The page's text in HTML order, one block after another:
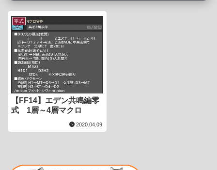
零式
【FF14】エデン共鳴編零
式 1層～4層マクロ
2020.04.09